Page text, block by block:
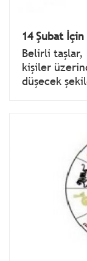
14 Şubat
Belirli
kişiler
düşecek